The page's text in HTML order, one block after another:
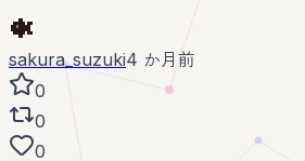
sakura_suzuki4 か月前
0
0
0